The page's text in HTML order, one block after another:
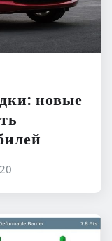
новые